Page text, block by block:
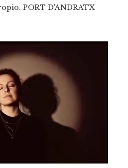
PORT D'ANDRATX